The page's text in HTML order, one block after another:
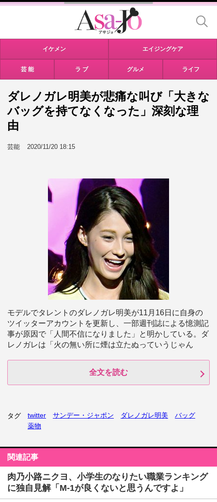
イケメン エイジングケア
芸 能 ラ ブ グルメ ライフ
ダレノガレ明美が悲痛な叫び「大きな
バッグを持てなくなった」深刻な理
由
芸能 2020/11/20 18:15
モデルでタレントのダレノガレ明美が11月16日に自身の
ツイッターアカウントを更新し、一部週刊誌による憶測記
事が原因で「人間不信になりました」と明かしている。ダ
レノガレは「火の無い所に煙は立たぬっていうじゃん
全文を読む
タグ twitter サンデー・ジャポン ダレノガレ明美
バッグ
薬物
関連記事
肉乃小路ニクヨ、小学生のなりたい職業ランキング
に独自見解「M-1が良くないと思うんですよ」